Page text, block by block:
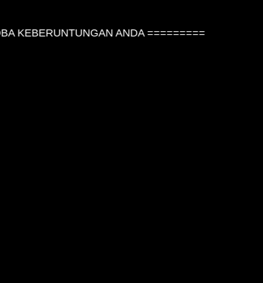
KEBERUNTUNGAN ANDA =========